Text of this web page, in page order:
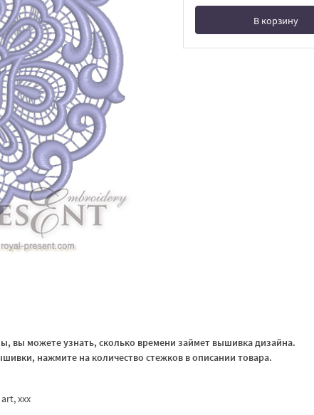
В корзину
В корзине
вы можете узнать, сколько времени займет вышивка дизайна.
нажмите на количество стежков в описании товара.
xxx